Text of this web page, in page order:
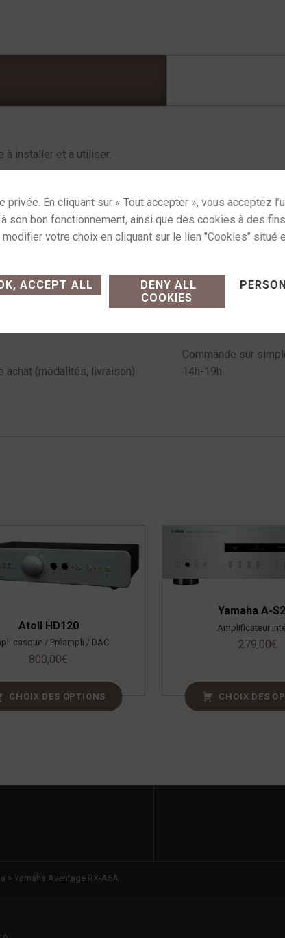
à installer et à utiliser.
:Amplificateurs,Amplis home-cinéma Étiquette :
achat (modalités, livraison)
Commande sur
14h-19h
Atoll HD120
casque / Préampli / DAC
800,00€
CHOIX DES OPTIONS
Yamaha A-
Amplificateur
279,00€
CHOIX DES
> Yamaha Aventage RX-A6A
ACCEPT ALL
DENY ALL
COOKIES